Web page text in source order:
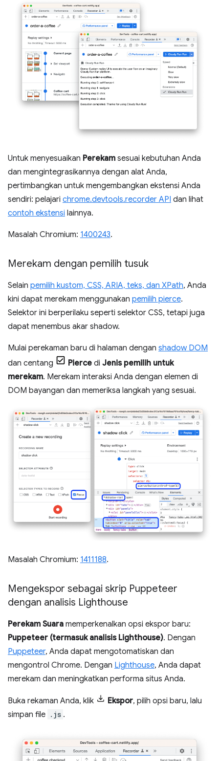
Untuk menyesuaikan Perekam sesuai kebutuhan Anda
dan mengintegrasikannya dengan alat Anda,
pertimbangkan untuk mengembangkan ekstensi Anda
sendiri: pelajari chrome.devtools.recorder API dan lihat
contoh ekstensi lainnya.
Masalah Chromium: 1400243.
Merekam dengan pemilih tusuk
Selain pemilih kustom, CSS, ARIA, teks, dan XPath, Anda
kini dapat merekam menggunakan pemilih pierce.
Selektor ini berperilaku seperti selektor CSS, tetapi juga
dapat menembus akar shadow.
Mulai perekaman baru di halaman dengan shadow DOM
dan centang
Pierce di Jenis pemilih untuk
merekam. Merekam interaksi Anda dengan elemen di
DOM bayangan dan memeriksa langkah yang sesuai.
Masalah Chromium: 1411188.
Mengekspor sebagai skrip Puppeteer
dengan analisis Lighthouse
Perekam Suara memperkenalkan opsi ekspor baru:
Puppeteer (termasuk analisis Lighthouse). Dengan
Puppeteer, Anda dapat mengotomatiskan dan
mengontrol Chrome. Dengan Lighthouse, Anda dapat
merekam dan meningkatkan performa situs Anda.
Buka rekaman Anda, klik Ekspor, pilih opsi baru, lalu
simpan file .js .